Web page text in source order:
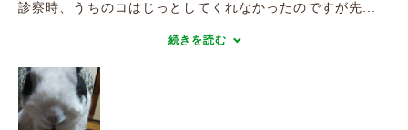
診察時、うちのコはじっとしてくれなかったのですが先...
続きを読む